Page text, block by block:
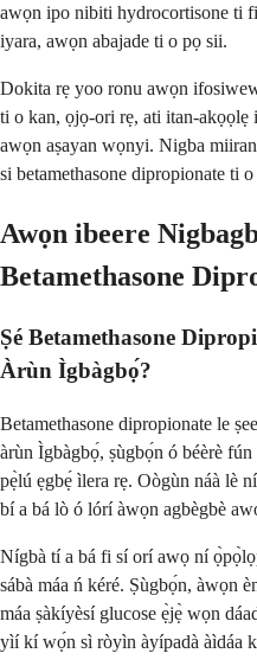
awọn ipo nibiti hydrocortisone ti
iyara, awọn abajade ti o pọ sii.
Dokita rẹ yoo ronu awọn
ti o kan, ọjọ-ori rẹ, ati itan-akọọlẹ
awọn aṣayan wọnyi. Nigba
si betamethasone dipropionate ti
Awọn ibeere
Betamethasone
Ṣé Betamethasone
Àrùn Ìgbàgbọ́?
Betamethasone dipropionate le
àrùn Ìgbàgbọ́, ṣùgbọ́n ó béèrè
pẹ̀lú ẹgbẹ́ ìlera rẹ. Oògùn náà lè
bí a bá lò ó lórí àwọn agbègbè
Nígbà tí a bá fi sí orí awọ ní
sábà máa ń kéré. Ṣùgbọ́n, àwọn
máa ṣàkíyèsí glucose ẹ̀jẹ̀ wọn
yìí kí wọ́n sì ròyìn àyípadà àìdáa